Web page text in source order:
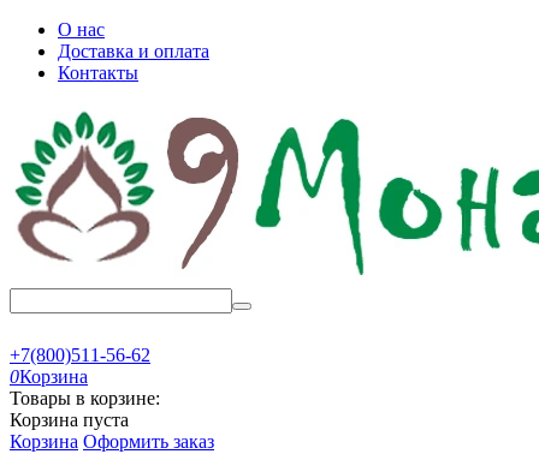
О нас
Доставка и оплата
Контакты
+7(800)511-56-62
0Корзина
Товары в корзине:
Корзина пуста
Корзина Оформить заказ